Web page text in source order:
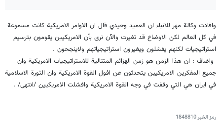
وافادت وكالة مهر للانباء ان العميد وحيدي قال ان الاوامر الامريكية كانت مسموعة
في كل العالم لكن الاوضاع قد تغيرت والآن نرى بأن الامريكيين يقومون بترسيم
استراتيجيات لكنهم يفشلون ويغيرون استراتيجياتهم ولاينجحون .
واضاف : ان هذا الزمن هو زمن الهزائم المتتالية للاستراتيجيات الامريكية وان
جميع المفكرين الامريكيين يتحدثون عن افول القوة الامريكية وان الثورة الاسلامية
في ايران هي التي وقفت في وجه القوة الامريكية وافشلت الامريكيين /انتهى/ .
رمز الخبر1848810